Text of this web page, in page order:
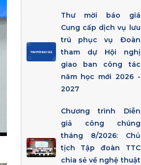
Thư mời báo giá
Cung cấp dịch vụ lưu
trú phục vụ Đoàn
tham dự Hội nghị
giao ban công tác
năm học mới 2026 -
2027
Chương trình Diễn
giả công chúng
tháng 8/2026: Chủ
tịch Tập đoàn TTC
chia sẻ về nghệ thuật